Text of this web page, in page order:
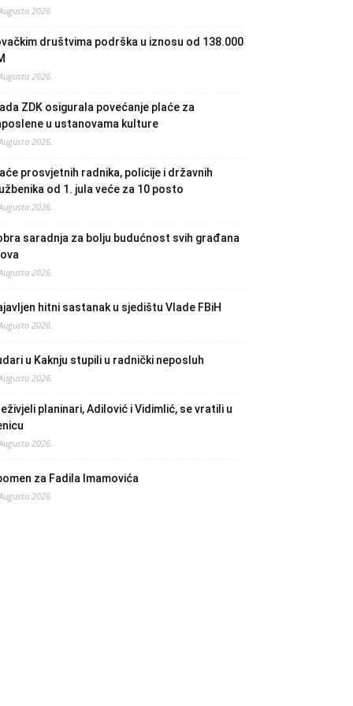
2026.
društvima podrška u iznosu od 138.000
2026.
ZDK osigurala povećanje plaće za
u ustanovama kulture
2026.
prosvjetnih radnika, policije i državnih
od 1. jula veće za 10 posto
2026.
saradnja za bolju budućnost svih građana
2026.
hitni sastanak u sjedištu Vlade FBiH
2026.
u Kaknju stupili u radnički neposluh
2026.
planinari, Adilović i Vidimlić, se vratili u
2026.
za Fadila Imamovića
2026.